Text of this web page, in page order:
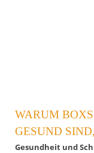
WARUM
GESUND
Gesundheit und